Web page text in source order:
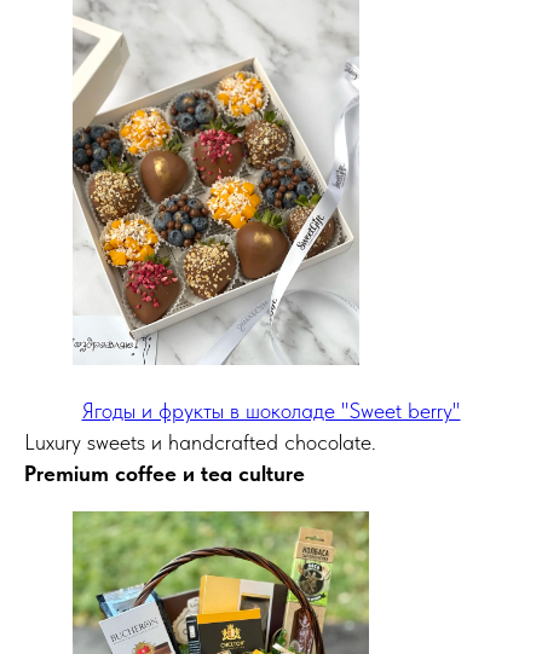
Ягоды и фрукты в шоколаде "Sweet berry"
Luxury sweets и handcrafted chocolate.
Premium coffee и tea culture